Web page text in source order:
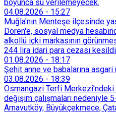
boyunca su verilemeyecek.
04.08.2026 - 15:27
Muğla'nın Menteşe ilçesinde
Dören'e, sosyal medya
alkollü içki markasının
244 lira idari para cezası
taşımadığını savunan Dören,
başvurdu.
01.08.2026 - 18:17
Şehit anne ve babalarına asgari
03.08.2026 - 18:39
Osmangazi Terfi Merkezi’ndeki
değişim çalışmaları nedeniyle
Arnavutköy, Büyükçekmece,